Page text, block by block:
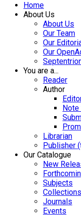
Home
About Us
About Us
Our Team
Our
Our
You are a...
Reader
Author
Note
Librarian
Publisher
Our Catalogue
New
Subjects
Collections
Journals
Events